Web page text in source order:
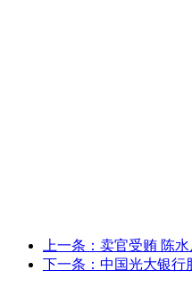
上一条：卖官受贿 陈
下一条：中国光大银行